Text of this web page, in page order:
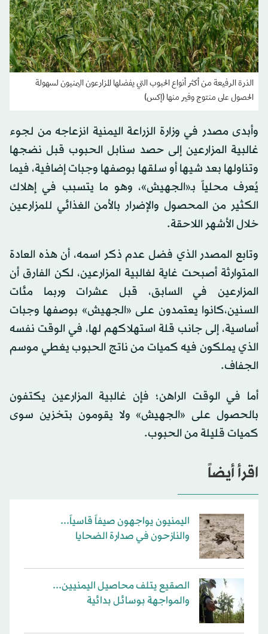
الذرة الرفيعة من أكثر أنواع الحبوب التي يفضلها المزارعون اليمنيون لسهولة
الحصول على منتوج وفير منها (إكس)
وأبدى مصدر في وزارة الزراعة اليمنية انزعاجه من لجوء
غالبية المزارعين إلى حصد سنابل الحبوب قبل نضجها
وتناولها بعد شيها أو سلقها بوصفها وجبات إضافية، فيما
يُعرف محلياً بـ«الجهيش»، وهو ما يتسبب في إهلاك
الكثير من المحصول والإضرار بالأمن الغذائي للمزارعين
خلال الأشهر اللاحقة.
وتابع المصدر الذي فضل عدم ذكر اسمه، أن هذه العادة
المتوارثة أصبحت غاية لغالبية المزارعين، لكن الفارق أن
المزارعين في السابق، قبل عشرات وربما مئات
السنين،كانوا يعتمدون على «الجهيش» بوصفها وجبات
أساسية، إلى جانب قلة استهلاكهم لها، في الوقت نفسه
الذي يملكون فيه كميات من ناتج الحبوب يغطي موسم
الجفاف.
أما في الوقت الراهن؛ فإن غالبية المزارعين يكتفون
بالحصول على «الجهيش» ولا يقومون بتخزين سوى
كميات قليلة من الحبوب.
اقرأ أيضاً
​اليمنيون يواجهون صيفاً قاسياً...
والنازحون في صدارة الضحايا
الصقيع يتلف محاصيل اليمنيين...
والمواجهة بوسائل بدائية